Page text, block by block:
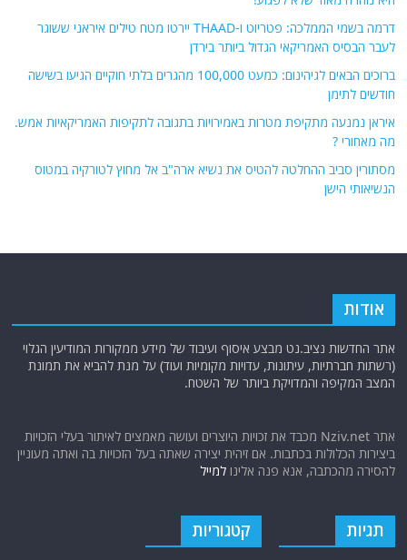
דרמה בשמי הממלכה: פטריוט ו-THAAD יירטו מטח טילים איראני ששוגר
לעבר הבסיס האמריקאי הגדול ביותר בירדן
ברוכים הבאים לגיהינום: כמעט 100,000 מהגרים בלתי חוקיים הגיעו בשישה
חודשים לתימן
איראן נמנעה מתקיפת מטרות באמירויות בתגובה לתקיפות האמריקאיות אמש.
מה מאחורי ?
מסתורין סביב ההחלטה להטיס את נשיא ארה"ב אל מחוץ לטורקיה במטוס
הנשיאותי הישן
אודות
אתר החדשות נציב.נט מבצע איסוף ועיבוד של מידע ממקורות המודיעין הגלוי
(רשתות חברתיות, עיתונות, עדויות מקומיות ועוד) על מנת להביא את תמונת
המצב המקיפה והמדויקת ביותר של השטח.
אתר Nziv.net מכבד את זכויות היוצרים ועושה מאמצים לאיתור בעלי הזכויות
ביצירות הכלולות בכתבות. אם זיהית יצירה שאתה בעל הזכויות בה ואתה מעוניין
להסירה מהכתבה, אנא פנה אלינולמייל
תגיות קטגוריות